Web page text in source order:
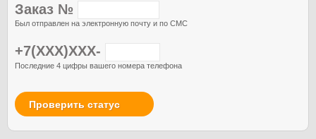
Заказ №
Был отправлен на электронную почту и по СМС
+7(XXX)XXX-
Последние 4 цифры вашего номера телефона
Проверить статус